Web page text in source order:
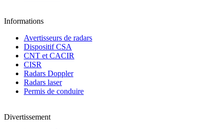
Informations
Avertisseurs de radars
Dispositif CSA
CNT et CACIR
CISR
Radars Doppler
Radars laser
Permis de conduire
Divertissement